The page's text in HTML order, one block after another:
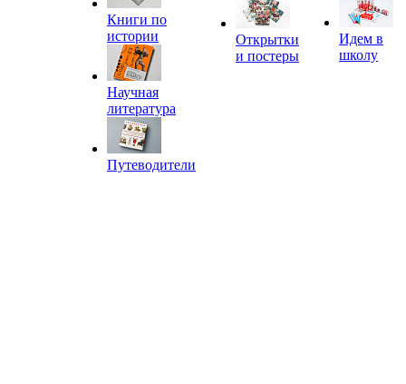
Книги по
истории
Научная
литература
Путеводители
Открытки
и постеры
Идем в
школу